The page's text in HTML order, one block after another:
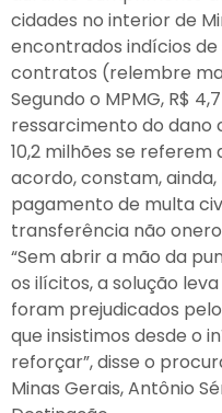
cidades no interior de
encontrados indícios
contratos (relembre
Segundo o MPMG, R$
ressarcimento do dano
10,2 milhões se referem
acordo, constam,
pagamento de multa
transferência não
“Sem abrir a mão da
os ilícitos, a solução
foram prejudicados
que insistimos desde o
reforçar”, disse o
Minas Gerais, Antônio